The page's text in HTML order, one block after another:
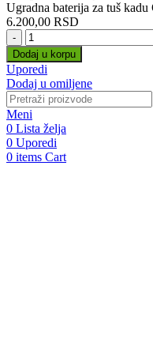
Ugradna baterija za tuš
6.200,00 RSD
Ugradna
baterija
za
tuš
kadu
CANDY
bez
prebacivača
količina
Dodaj u korpu
Uporedi
Dodaj u omiljene
Meni
0 Lista želja
0 Uporedi
0 items Cart